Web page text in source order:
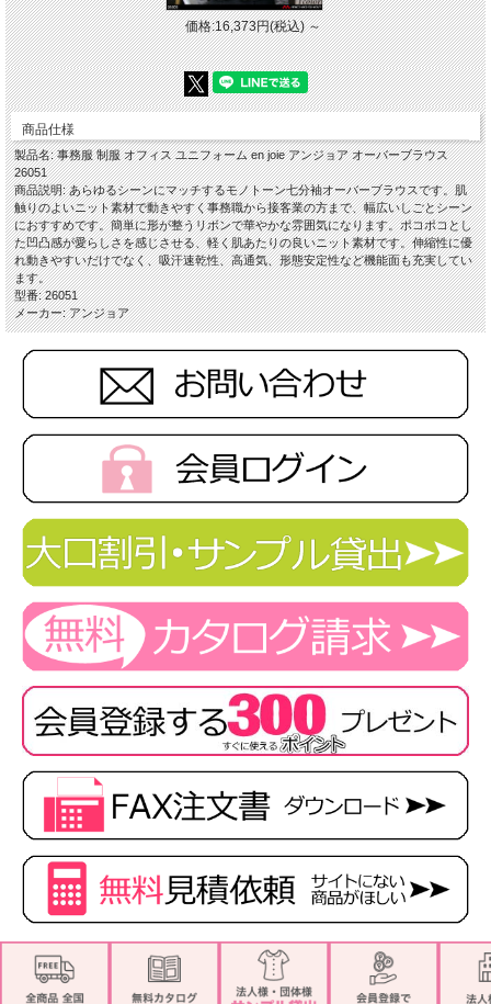
素材 :ポリエステル100％
特徴
・ホームクリーニング
・2WAYストレッチ
・名札ポケット付
・吸汗速乾
・オールシーズン
※リボン付
※取り寄せ商品、在庫有無、納期後日連絡
※大きいサイズ17号以上は割高になります。
★ 関連シリーズを全て見る
価格:16,373円(税込)～
商品仕様
製品名: 事務服 制服 オフィス ユニフォーム en joie アンジョア オーバーブラウス
26051
商品説明: あらゆるシーンにマッチするモノトーン七分袖オーバーブラウスです。肌
触りのよいニット素材で動きやすく事務職から接客業の方まで、幅広いしごとシーン
におすすめです。簡単に形が整うリボンで華やかな雰囲気になります。ポコポコとし
た凹凸感が愛らしさを感じさせる、軽く肌あたりの良いニット素材です。伸縮性に優
れ動きやすいだけでなく、吸汗速乾性、高通気、形態安定性など機能面も充実してい
ます。
型番: 26051
メーカー: アンジョア